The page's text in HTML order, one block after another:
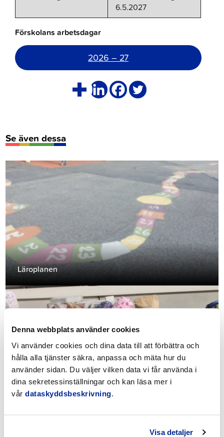
Denna webbplats använder cookies
Vi använder cookies och dina data till att förbättra och
hålla alla tjänster säkra, anpassa och mäta hur du
använder sidan. Du väljer vilken data vi får använda i
dina sekretessinställningar och kan läsa mer i
vår dataskyddsbeskrivning
Visa detaljer
6.5.2027
Förskolans arbetsdagar
2026 – 27
Se även dessa
Läroplanen
Förskoleplatser